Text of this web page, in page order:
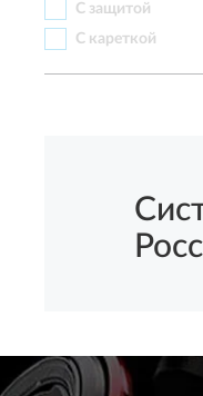
С защитой
С кареткой